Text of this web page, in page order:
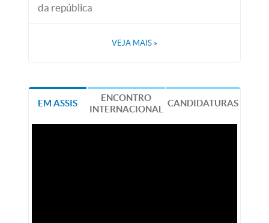
da república
VEJA MAIS »
EM ASSIS
ENCONTRO
INTERNACIONAL
CANDIDATURAS